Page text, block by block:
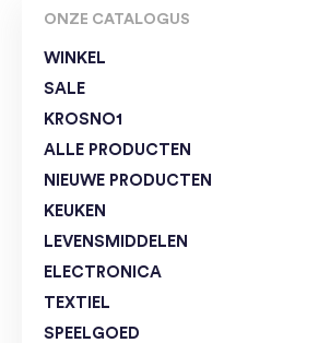
ONZE CATALOGUS
WINKEL
SALE
KROSNO1
ALLE PRODUCTEN
NIEUWE PRODUCTEN
KEUKEN
LEVENSMIDDELEN
ELECTRONICA
TEXTIEL
SPEELGOED